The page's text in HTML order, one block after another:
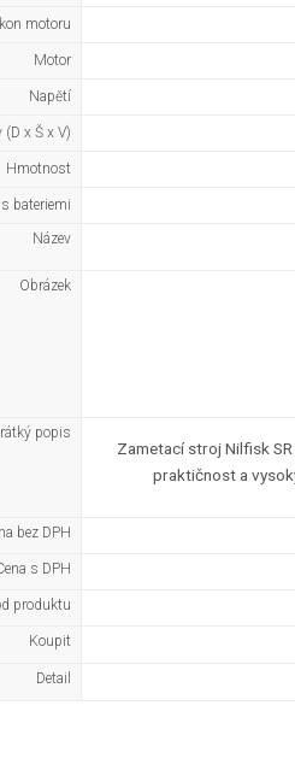
motoru
Motor
Napětí
(D x Š x V)
Hmotnost
bateriemi
Název
Obrázek
popis
Zametací stroj Nilfisk
praktičnost a
bez DPH
s DPH
produktu
Koupit
Detail